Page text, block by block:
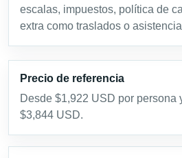
escalas, impuestos, política de
extra como traslados o
Precio de referencia
Desde $1,922 USD por persona
$3,844 USD.